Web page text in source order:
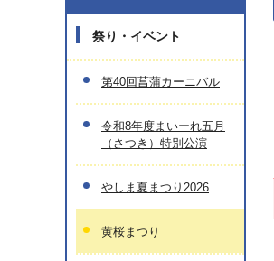
祭り・イベント
第40回菖蒲カーニバル
令和8年度まいーれ五月
（さつき）特別公演
やしま夏まつり2026
黄桜まつり